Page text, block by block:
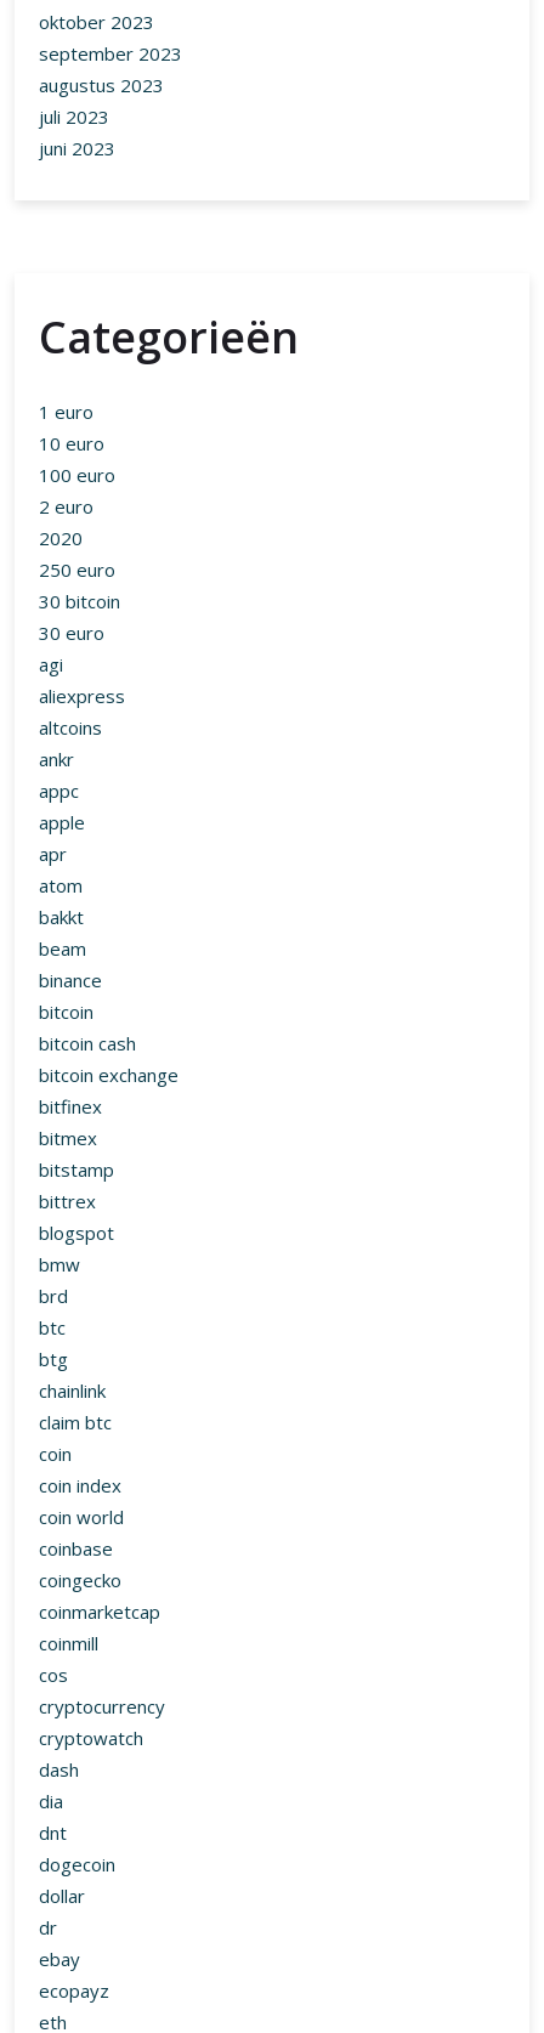
oktober 2023
september 2023
augustus 2023
juli 2023
juni 2023
Categorieën
1 euro
10 euro
100 euro
2 euro
2020
250 euro
30 bitcoin
30 euro
agi
aliexpress
altcoins
ankr
appc
apple
apr
atom
bakkt
beam
binance
bitcoin
bitcoin cash
bitcoin exchange
bitfinex
bitmex
bitstamp
bittrex
blogspot
bmw
brd
btc
btg
chainlink
claim btc
coin
coin index
coin world
coinbase
coingecko
coinmarketcap
coinmill
cos
cryptocurrency
cryptowatch
dash
dia
dnt
dogecoin
dollar
dr
ebay
ecopayz
eth